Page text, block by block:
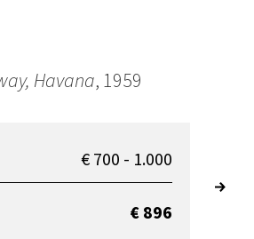
Havana, 1959
€ 700 - 1.000
€ 896